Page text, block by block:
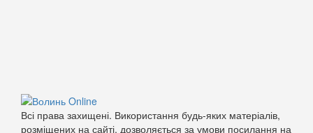
Всі права захищені. Використання будь-яких матеріалів,
розміщених на сайті, дозволяється за умови посилання на